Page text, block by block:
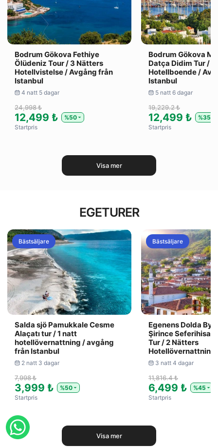
Bodrum Gökova Fethiye
Ölüdeniz Tour / 3 Nätters
Hotellvistelse / Avgång från
Istanbul
4 natt 5 dagar
24,998 ₺
12,499 ₺
%50
Startpris
Bodrum Gökova
Datça Didim Tur /
Hotellboende /
Istanbul
5 natt 6 dagar
19,229.2 ₺
12,499 ₺
%35
Startpris
Visa mer
EGETURER
Bästsäljare
Salda sjö Pamukkale Cesme
Alaçatı tur / 1 natt
hotellövernattning / avgång
från Istanbul
2 natt 3 dagar
7,998 ₺
3,999 ₺
%50
Startpris
Bästsäljare
Egenens Dolda
Şirince Seferihisar
Tur / 2 Nätters
Hotellövernattning
3 natt 4 dagar
11,816.4 ₺
6,499 ₺
%45
Startpris
Visa mer